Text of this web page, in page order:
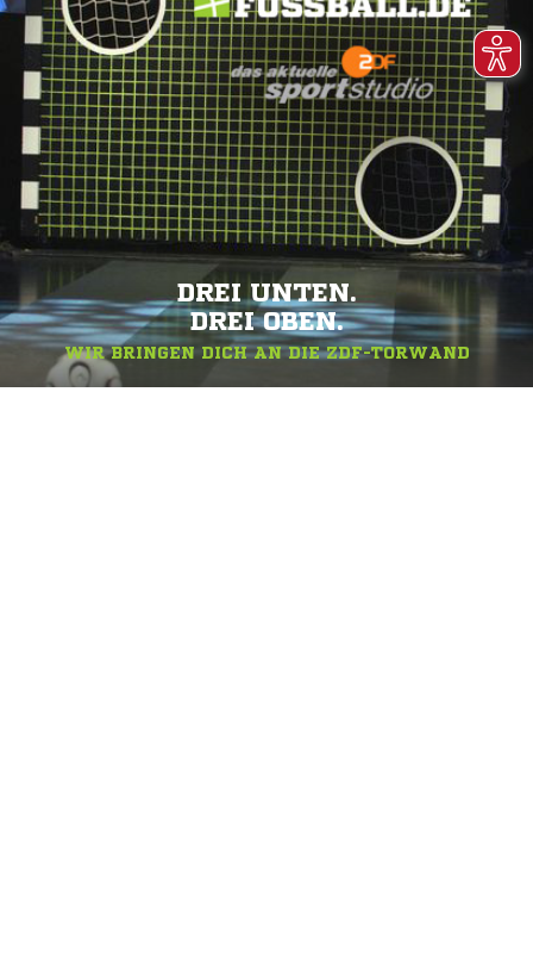
DREI UNTEN.
DREI OBEN.
WIR BRINGEN DICH AN DIE ZDF-TORWAND